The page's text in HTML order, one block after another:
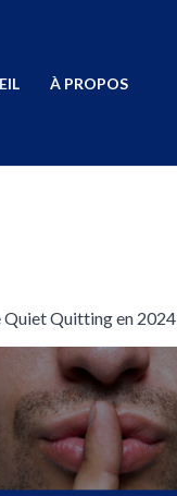
À PROPOS
Quiet Quitting en 2024